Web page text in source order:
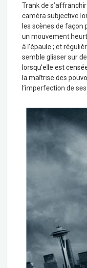
Trank de
caméra subjective
les scènes de façon
un mouvement
à l’épaule ; et
semble glisser sur
lorsqu’elle est
la maîtrise des
l’imperfection de